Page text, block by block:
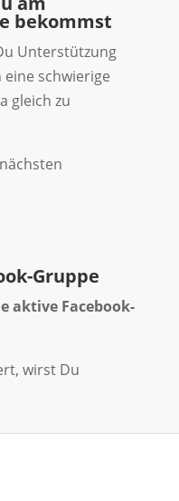
bekommst
Unterstützung
schwierige
gleich zu
Gruppe
aktive Facebook-
wirst Du